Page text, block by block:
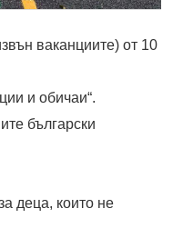
ваканциите) от 10
и обичаи“.
български
деца, които не